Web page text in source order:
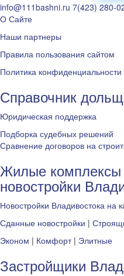
info@111bashni.ru 7(423) 280-
О Сайте
Наши партнеры
Правила пользования сайтом
Политика конфиденциальности
Справочник
Юридическая поддержка
Подборка судебных решений
Сравнение договоров на
Жилые комплексы
новостройки
Новостройки Владивостока на
Сданные новостройки |
Эконом | Комфорт| Элитные
Застройщики